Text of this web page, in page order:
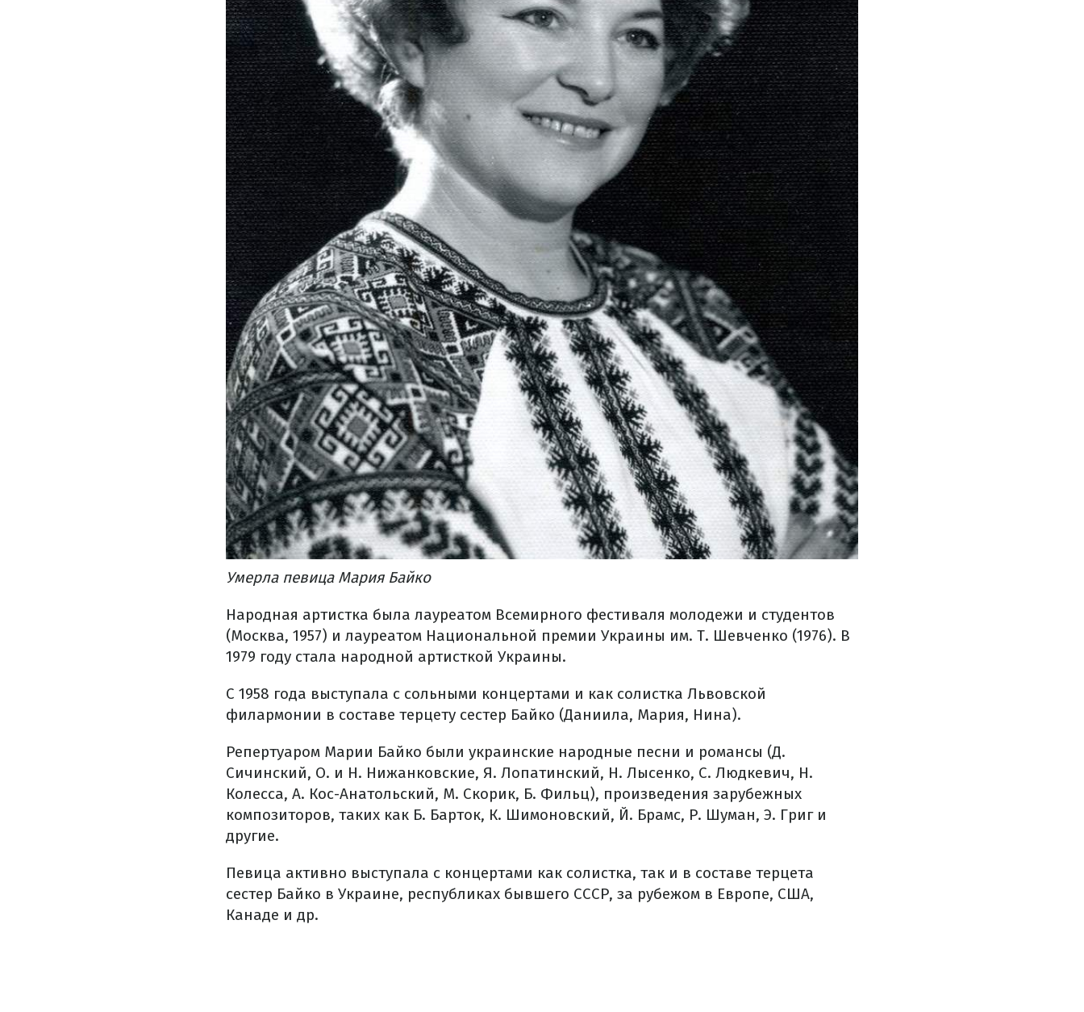
Умерла певица Мария Байко
Народная артистка была лауреатом Всемирного фестиваля молодежи и студентов
(Москва, 1957) и лауреатом Национальной премии Украины им. Т. Шевченко (1976). В
1979 году стала народной артисткой Украины.
С 1958 года выступала с сольными концертами и как солистка Львовской
филармонии в составе терцету сестер Байко (Даниила, Мария, Нина).
Репертуаром Марии Байко были украинские народные песни и романсы (Д.
Сичинский, О. и Н. Нижанковские, Я. Лопатинский, Н. Лысенко, C. Людкевич, Н.
Колесса, А. Кос-Анатольский, М. Скорик, Б. Фильц), произведения зарубежных
композиторов, таких как Б. Барток, К. Шимоновский, Й. Брамс, Р. Шуман, Э. Григ и
другие.
Певица активно выступала с концертами как солистка, так и в составе терцета
сестер Байко в Украине, республиках бывшего СССР, за рубежом в Европе, США,
Канаде и др.